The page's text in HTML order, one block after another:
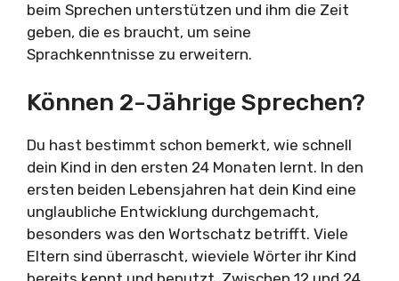
beim Sprechen unterstützen und ihm die Zeit
geben, die es braucht, um seine
Sprachkenntnisse zu erweitern.
Können 2-Jährige Sprechen?
Du hast bestimmt schon bemerkt, wie schnell
dein Kind in den ersten 24 Monaten lernt. In den
ersten beiden Lebensjahren hat dein Kind eine
unglaubliche Entwicklung durchgemacht,
besonders was den Wortschatz betrifft. Viele
Eltern sind überrascht, wieviele Wörter ihr Kind